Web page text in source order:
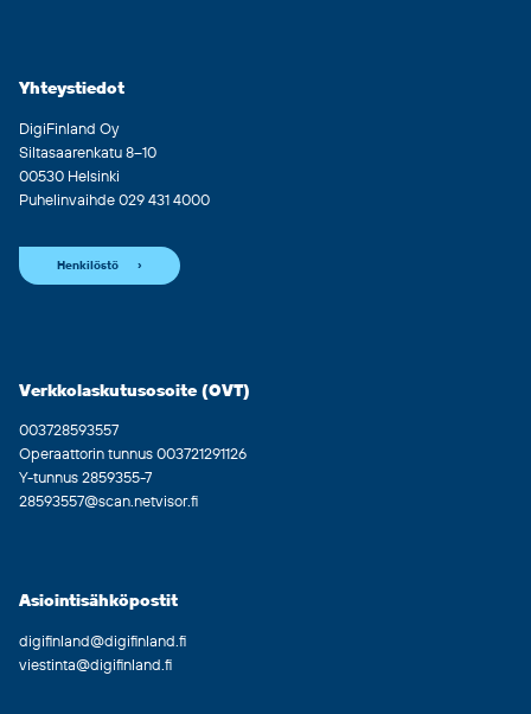
Yhteystiedot
DigiFinland Oy
Siltasaarenkatu 8–10
00530 Helsinki
Puhelinvaihde 029 431 4000
Henkilöstö
Verkkolaskutusosoite (OVT)
003728593557
Operaattorin tunnus 003721291126
Y-tunnus 2859355-7
28593557@scan.netvisor.fi
Asiointisähköpostit
digifinland@digifinland.fi
viestinta@digifinland.fi